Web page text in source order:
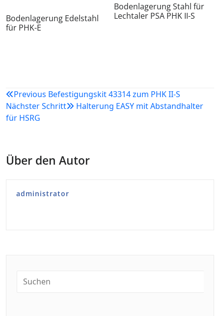
Bodenlagerung Edelstahl
für PHK-E
Bodenlagerung Stahl für
Lechtaler PSA PHK II-S
Beitragsnavigation
Previous Befestigungskit 43314 zum PHK II-S
Nächster Schritt
Halterung EASY mit Abstandhalter
für HSRG
Über den Autor
administrator